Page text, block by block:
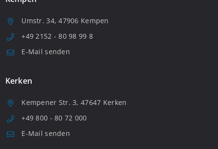
Umstr. 34, 47906 Kempen
+49 2152 - 80 98 99 8
E-Mail senden
Kerken
Kempener Str. 3, 47647 Kerken
+49 800 - 80 72 000
E-Mail senden